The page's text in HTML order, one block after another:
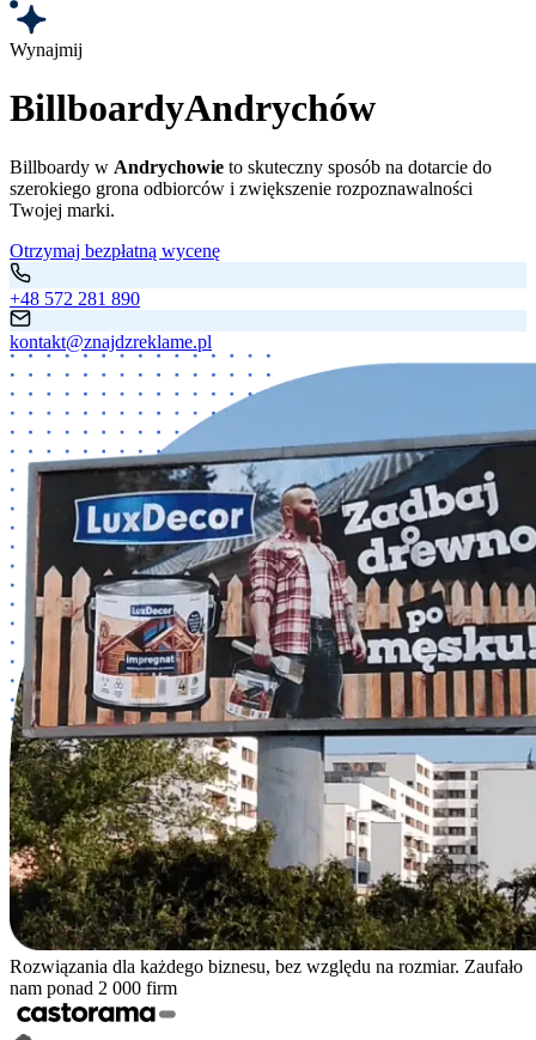
Wynajmij
BillboardyAndrychów
Billboardy w Andrychowie to skuteczny sposób na dotarcie do
szerokiego grona odbiorców i zwiększenie rozpoznawalności
Twojej marki.
Otrzymaj bezpłatną wycenę
+48 572 281 890
kontakt@znajdzreklame.pl
Rozwiązania dla każdego biznesu, bez względu na rozmiar. Zaufało
nam ponad 2 000 firm